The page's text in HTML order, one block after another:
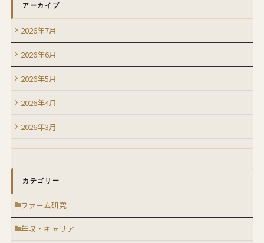
アーカイブ
2026年7月
2026年6月
2026年5月
2026年4月
2026年3月
カテゴリー
ファーム研究
年収・キャリア